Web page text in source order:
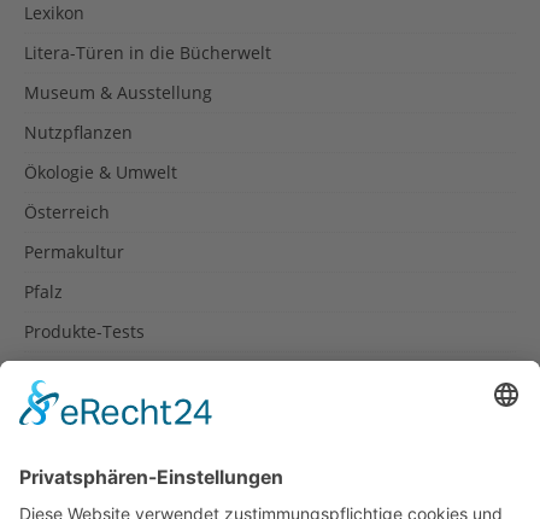
Lexikon
Litera-Türen in die Bücherwelt
Museum & Ausstellung
Nutzpflanzen
Ökologie & Umwelt
Österreich
Permakultur
Pfalz
Produkte-Tests
Rezepte
Spanien